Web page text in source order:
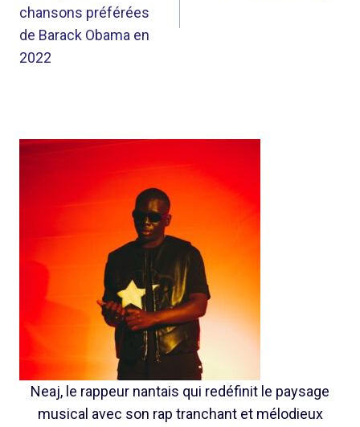
chansons préférées
de Barack Obama en
2022
Neaj, le rappeur nantais qui redéfinit le paysage
musical avec son rap tranchant et mélodieux